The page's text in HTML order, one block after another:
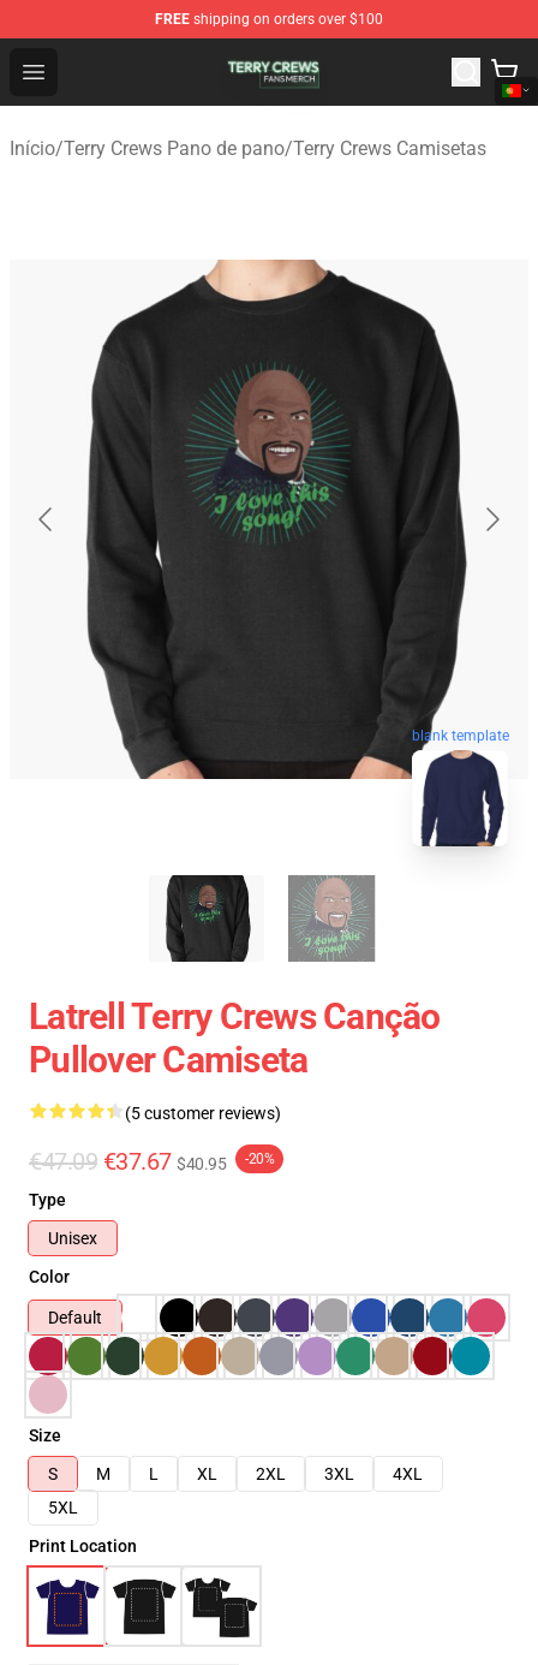
FREE shipping on orders over $100
Open menu
Terry Crews Shop - Official Terry Crews Merchandise
Início/Terry Crews Pano de pano/Terry Crews Camisetas
blank template
Latrell Terry Crews Canção
Pullover Camiseta
(5 customer reviews)
€47.09 €37.67 $40.95 -20%
Type
Unisex
Color
Default
Size
S
M L XL 2XL 3XL
4XL
5XL
Print Location